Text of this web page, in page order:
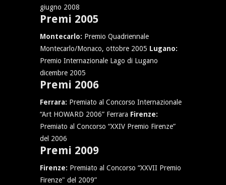
giugno 2008
Premi 2005
Montecarlo: Premio Quadriennale
Montecarlo/Monaco, ottobre 2005 Lugano:
Premio Internazionale Lago di Lugano
dicembre 2005
Premi 2006
Ferrara: Premiato al Concorso Internazionale
“Art HOWARD 2006” Ferrara Firenze:
Premiato al Concorso “XXIV Premio Firenze”
del 2006
Premi 2009
Firenze: Premiato al Concorso “XXVII Premio
Firenze" del 2009”